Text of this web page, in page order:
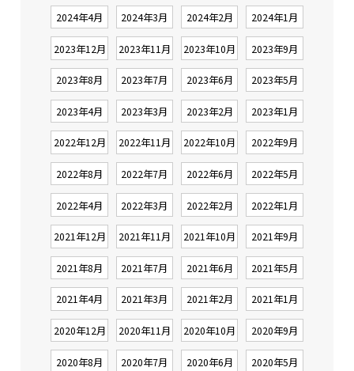
2024年4月 2024年3月 2024年2月 2024年1月
2023年12月 2023年11月 2023年10月 2023年9月
2023年8月 2023年7月 2023年6月 2023年5月
2023年4月 2023年3月 2023年2月 2023年1月
2022年12月 2022年11月 2022年10月 2022年9月
2022年8月 2022年7月 2022年6月 2022年5月
2022年4月 2022年3月 2022年2月 2022年1月
2021年12月 2021年11月 2021年10月 2021年9月
2021年8月 2021年7月 2021年6月 2021年5月
2021年4月 2021年3月 2021年2月 2021年1月
2020年12月 2020年11月 2020年10月 2020年9月
2020年8月 2020年7月 2020年6月 2020年5月